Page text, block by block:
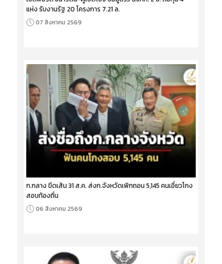
แห่ง รับงานรัฐ 20 โครงการ 7.21 ล.
07 สิงหาคม 2569
ก.กลาง ขีดเส้น 31 ส.ค. ส่งก.จังหวัดเพิกถอน 5,145 คนเอี่ยวโกง
สอบท้องถิ่น
06 สิงหาคม 2569